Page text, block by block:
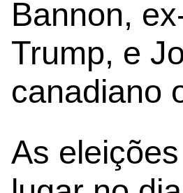
Bannon,
Trump, e
canadiano
As